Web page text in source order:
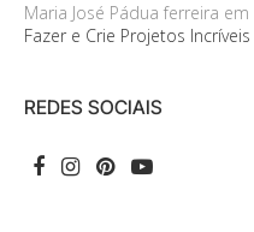
Maria José Pádua ferreira em
Fazer e Crie Projetos Incríveis
REDES SOCIAIS